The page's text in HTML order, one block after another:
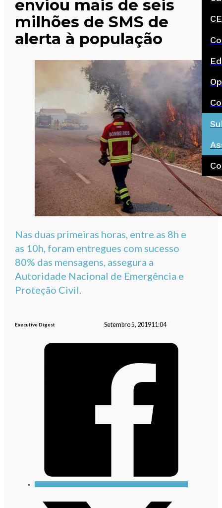
enviou mais de seis
milhões de SMS de
alerta à população
Nas duas primeiras horas, entre as 8h e
as 10h, foram entregues com sucesso
80% das mensagens, assegura a
Autoridade Nacional de Emergência e
Proteção Civil.
Executive Digest Setembro 5, 201911:04